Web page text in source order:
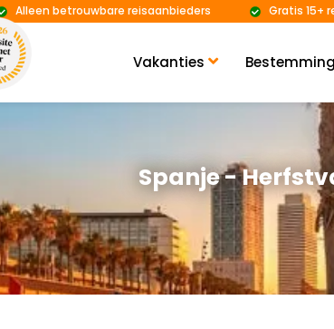
Vakanties
Alleen betrouwbare reisaanbieders Gratis 15+
Spanje -